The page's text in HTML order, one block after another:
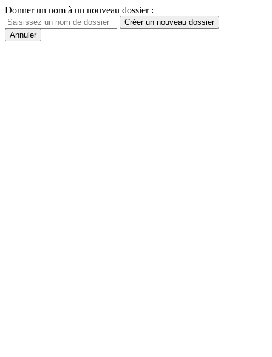
Donner un nom à un nouveau dossier :
Créer un nouveau dossier
Annuler